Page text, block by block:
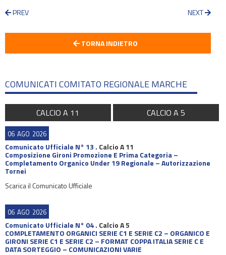
PREV NEXT
TORNA INDIETRO
COMUNICATI COMITATO REGIONALE MARCHE
CALCIO A 11 CALCIO A 5
06 AGO 2026
Comunicato Ufficiale N° 13 . Calcio A 11
Composizione Gironi Promozione E Prima Categoria –
Completamento Organico Under 19 Regionale – Autorizzazione
Tornei
Scarica il Comunicato Ufficiale
06 AGO 2026
Comunicato Ufficiale N° 04. Calcio A 5
COMPLETAMENTO ORGANICI SERIE C1 E SERIE C2 – ORGANICO E
GIRONI SERIE C1 E SERIE C2 – FORMAT COPPA ITALIA SERIE C E
DATA SORTEGGIO – COMUNICAZIONI VARIE